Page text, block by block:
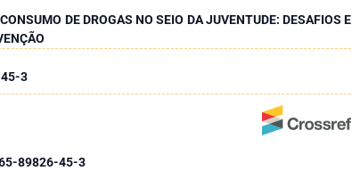
DE DROGAS NO SEIO DA JUVENTUDE: DESAFIOS E
3
89826-45-3